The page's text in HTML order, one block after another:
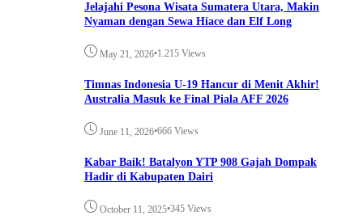
Jelajahi Pesona Wisata Sumatera Utara, Makin
Nyaman dengan Sewa Hiace dan Elf Long
May 21, 2026•1.215 Views
Timnas Indonesia U-19 Hancur di Menit Akhir!
Australia Masuk ke Final Piala AFF 2026
June 11, 2026•666 Views
Kabar Baik! Batalyon YTP 908 Gajah Dompak
Hadir di Kabupaten Dairi
October 11, 2025•345 Views